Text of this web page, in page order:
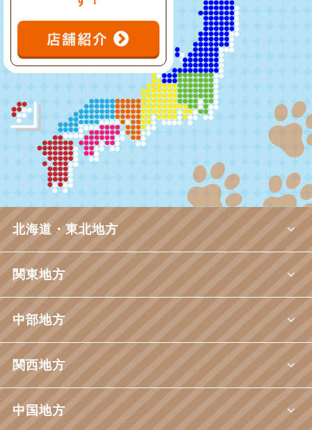
北海道・東北地方
関東地方
中部地方
関西地方
中国地方